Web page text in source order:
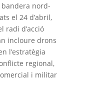
bandera nord-
el 24 d’abril,
radi d’acció
incloure drons
l’estratègia
regional,
i militar